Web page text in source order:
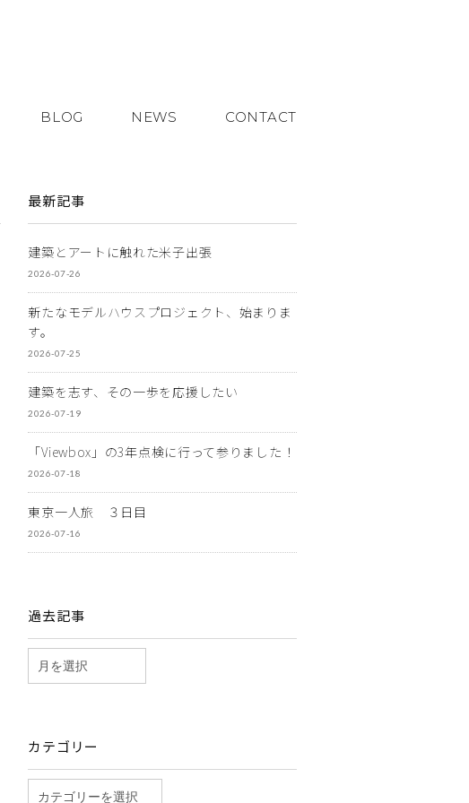
BLOG NEWS CONTACT
最新記事
建築とアートに触れた米子出張
2026-07-26
新たなモデルハウスプロジェクト、始まりま
す。
2026-07-25
建築を志す、その一歩を応援したい
2026-07-19
「Viewbox」の3年点検に行って参りました！
2026-07-18
東京一人旅 ３日目
2026-07-16
過去記事
カテゴリー